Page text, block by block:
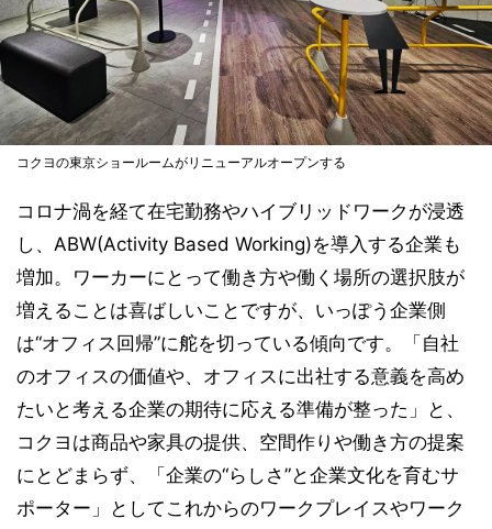
コクヨの東京ショールームがリニューアルオープンする
コロナ渦を経て在宅勤務やハイブリッドワークが浸透
し、ABW(Activity Based Working)を導入する企業も
増加。ワーカーにとって働き方や働く場所の選択肢が
増えることは喜ばしいことですが、いっぽう企業側
は“オフィス回帰”に舵を切っている傾向です。「自社
のオフィスの価値や、オフィスに出社する意義を高め
たいと考える企業の期待に応える準備が整った」と、
コクヨは商品や家具の提供、空間作りや働き方の提案
にとどまらず、「企業の“らしさ”と企業文化を育むサ
ポーター」としてこれからのワークプレイスやワーク